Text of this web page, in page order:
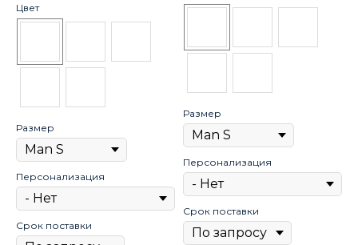
Цвет
Размер
Персонализация
Срок поставки
Размер
Персонализация
Срок поставки